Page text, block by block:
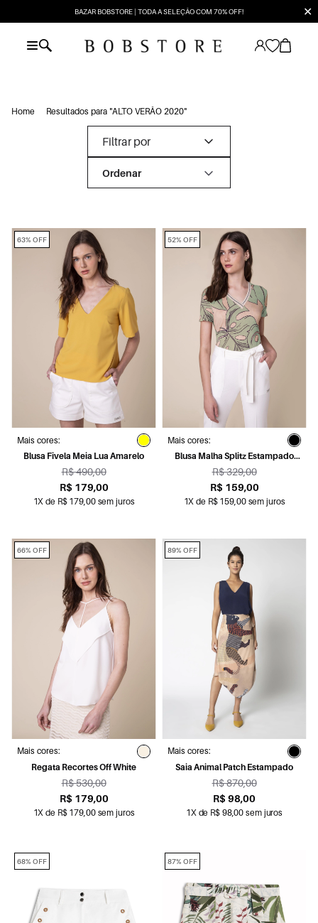
BAZAR BOBSTORE | TODA A SELEÇÃO COM 70% OFF! ✕
Home Resultados para "ALTO VERÃO 2020"
Filtrar por
Mais cores:
Blusa Fivela Meia Lua Amarelo
R$ 490,00
R$ 179,00
1X de R$ 179,00 sem juros
63% OFF
Mais cores:
Blusa Malha Splitz Estampado
Fundo Verde
R$ 329,00
R$ 159,00
1X de R$ 159,00 sem juros
52% OFF
Mais cores:
Regata Recortes Off White
R$ 530,00
R$ 179,00
1X de R$ 179,00 sem juros
66% OFF
Mais cores:
Saia Animal Patch Estampado
R$ 870,00
R$ 98,00
1X de R$ 98,00 sem juros
89% OFF
68% OFF 87% OFF